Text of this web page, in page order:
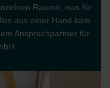
Räume, was für
aus einer Hand kam –
Ansprechpartner für